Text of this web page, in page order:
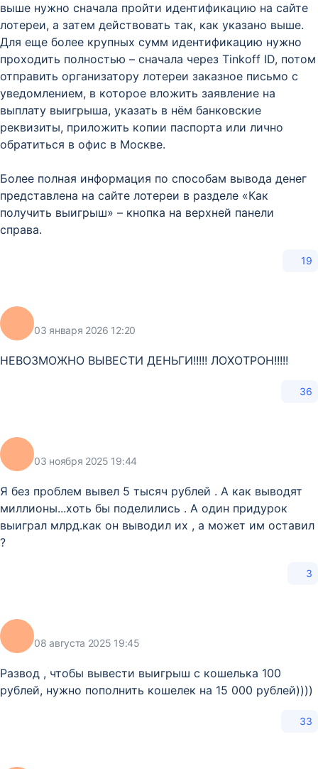
выше нужно сначала пройти идентификацию на сайте
лотереи, а затем действовать так, как указано выше.
Для еще более крупных сумм идентификацию нужно
проходить полностью – сначала через Tinkoff ID, потом
отправить организатору лотереи заказное письмо с
уведомлением, в которое вложить заявление на
выплату выигрыша, указать в нём банковские
реквизиты, приложить копии паспорта или лично
обратиться в офис в Москве.
Более полная информация по способам вывода денег
представлена на сайте лотереи в разделе «Как
получить выигрыш» – кнопка на верхней панели
справа.
19
03 января 2026 12:20
НЕВОЗМОЖНО ВЫВЕСТИ ДЕНЬГИ!!!!! ЛОХОТРОН!!!!!
36
03 ноября 2025 19:44
Я без проблем вывел 5 тысяч рублей . А как выводят
миллионы...хоть бы поделились . А один придурок
выиграл млрд.как он выводил их , а может им оставил
?
3
08 августа 2025 19:45
Развод , чтобы вывести выигрыш с кошелька 100
рублей, нужно пополнить кошелек на 15 000 рублей))))
33